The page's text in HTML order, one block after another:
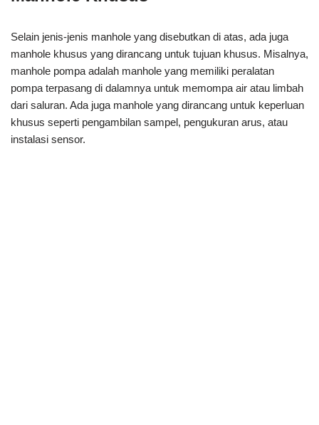
Selain jenis-jenis manhole yang disebutkan di atas, ada juga
manhole khusus yang dirancang untuk tujuan khusus. Misalnya,
manhole pompa adalah manhole yang memiliki peralatan
pompa terpasang di dalamnya untuk memompa air atau limbah
dari saluran. Ada juga manhole yang dirancang untuk keperluan
khusus seperti pengambilan sampel, pengukuran arus, atau
instalasi sensor.